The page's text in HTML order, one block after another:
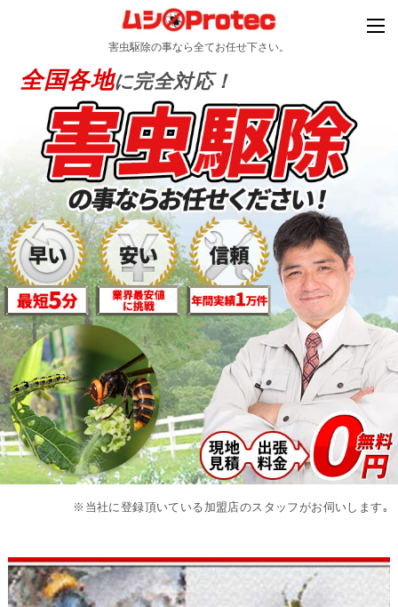
害虫駆除の事なら全てお任せ下さい。
全国各地に完全対応！
※当社に登録頂いている加盟店のスタッフがお伺いします｡